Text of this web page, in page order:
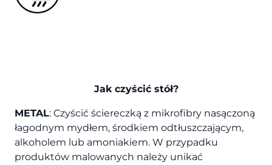
Jak czyścić stół?
METAL: Czyścić ściereczką z mikrofibry nasączoną
łagodnym mydłem, środkiem odtłuszczającym,
alkoholem lub amoniakiem. W przypadku
produktów malowanych należy unikać